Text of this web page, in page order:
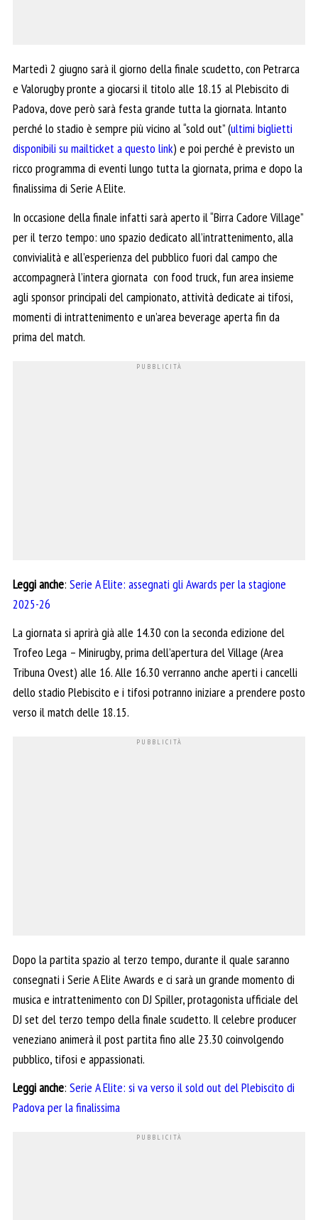
Martedì 2 giugno sarà il giorno della finale scudetto, con Petrarca
e Valorugby pronte a giocarsi il titolo alle 18.15 al Plebiscito di
Padova, dove però sarà festa grande tutta la giornata. Intanto
perché lo stadio è sempre più vicino al “sold out” (ultimi biglietti
disponibili su mailticket a questo link) e poi perché è previsto un
ricco programma di eventi lungo tutta la giornata, prima e dopo la
finalissima di Serie A Elite.
In occasione della finale infatti sarà aperto il “Birra Cadore Village”
per il terzo tempo: uno spazio dedicato all’intrattenimento, alla
convivialità e all’esperienza del pubblico fuori dal campo che
accompagnerà l’intera giornata con food truck, fun area insieme
agli sponsor principali del campionato, attività dedicate ai tifosi,
momenti di intrattenimento e un’area beverage aperta fin da
prima del match.
Leggi anche: Serie A Elite: assegnati gli Awards per la stagione
2025-26
La giornata si aprirà già alle 14.30 con la seconda edizione del
Trofeo Lega – Minirugby, prima dell’apertura del Village (Area
Tribuna Ovest) alle 16. Alle 16.30 verranno anche aperti i cancelli
dello stadio Plebiscito e i tifosi potranno iniziare a prendere posto
verso il match delle 18.15.
Dopo la partita spazio al terzo tempo, durante il quale saranno
consegnati i Serie A Elite Awards e ci sarà un grande momento di
musica e intrattenimento con DJ Spiller, protagonista ufficiale del
DJ set del terzo tempo della finale scudetto. Il celebre producer
veneziano animerà il post partita fino alle 23.30 coinvolgendo
pubblico, tifosi e appassionati.
Leggi anche: Serie A Elite: si va verso il sold out del Plebiscito di
Padova per la finalissima